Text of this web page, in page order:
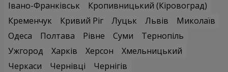
Івано-Франківськ
Кропивницький (Кіровоград)
Кременчук
Кривий Ріг Луцьк Львів
Миколаїв
Одеса
Полтава Рівне Суми
Тернопіль
Ужгород
Харків Херсон
Хмельницький
Черкаси
Чернівці
Чернігів